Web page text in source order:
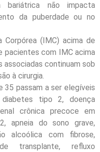
não impacta
da puberdade ou no
(IMC) acima de
pacientes com IMC acima
associadas continuam sob
à cirurgia.
passam a ser elegíveis
tipo 2, doença
crônica precoce em
apneia do sono grave,
alcoólica com fibrose,
transplante, refluxo